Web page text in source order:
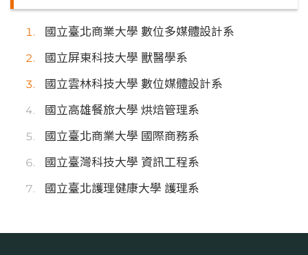
國立臺北商業大學 數位多媒體設計系
國立屏東科技大學 獸醫學系
國立雲林科技大學 數位媒體設計系
國立高雄餐旅大學 烘焙管理系
國立臺北商業大學 國際商務系
國立臺灣科技大學 資訊工程系
國立臺北護理健康大學 護理系